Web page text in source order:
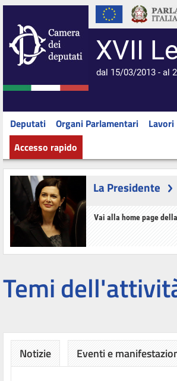
XVII
dal 15/03/2013 - al
Deputati Organi Parlamentari Lavori
Accesso rapido
La Presidente
Vai alla home page
Temi
Notizie Eventi e